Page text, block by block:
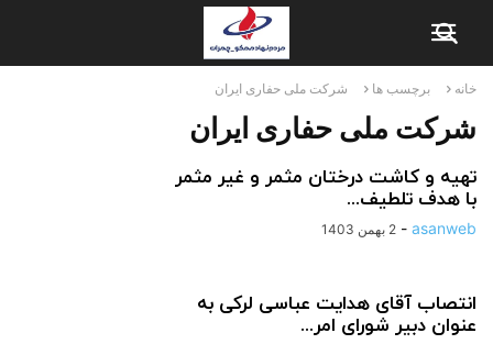
خانه برچسب ها شرکت ملی حفاری ایران
شرکت ملی حفاری ایران
تهیه و کاشت درختان مثمر و غیر مثمر
با هدف تلطیف...
asanweb
- 2 بهمن 1403
انتصاب آقای هدایت عباسی لرکی به
عنوان دبیر شورای امر...